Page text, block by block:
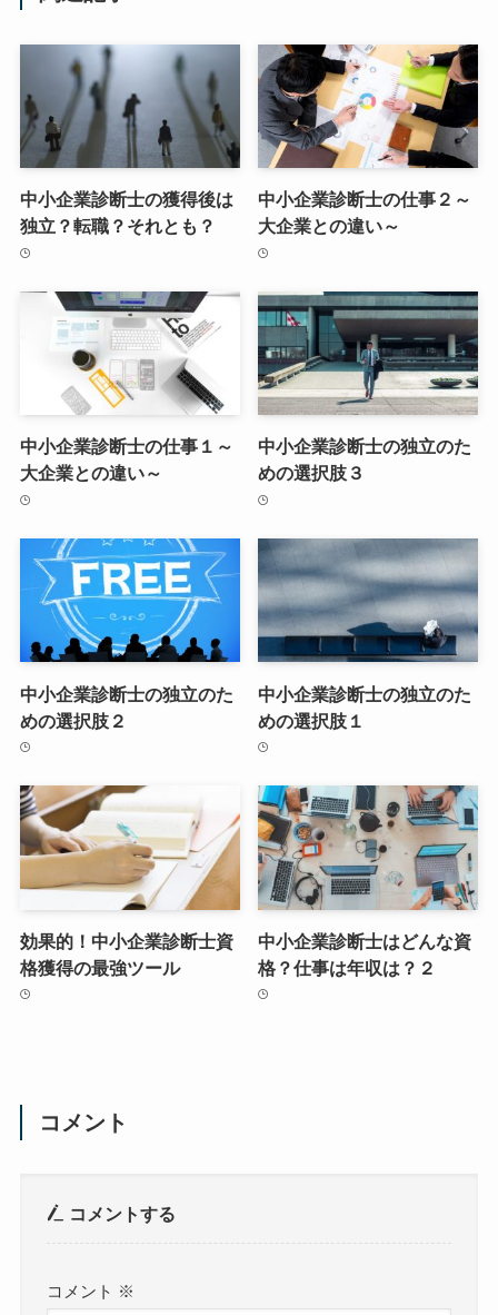
中小企業診断士の獲得後は
独立？転職？それとも？
中小企業診断士の仕事２～
大企業との違い～
中小企業診断士の仕事１～
大企業との違い～
中小企業診断士の独立のた
めの選択肢３
中小企業診断士の独立のた
めの選択肢２
中小企業診断士の独立のた
めの選択肢１
効果的！中小企業診断士資
格獲得の最強ツール
中小企業診断士はどんな資
格？仕事は年収は？２
コメント
コメントする
コメント ※